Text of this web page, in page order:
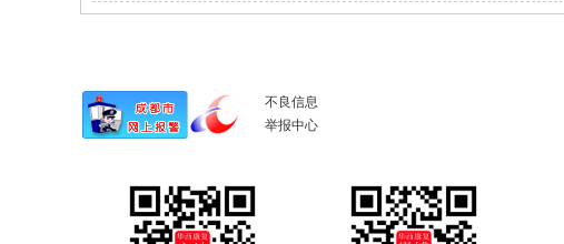
不良信息
举报中心